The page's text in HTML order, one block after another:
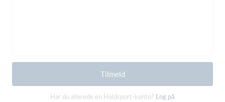
Tilmeld
Har du allerede en Holdsport-konto? Log på